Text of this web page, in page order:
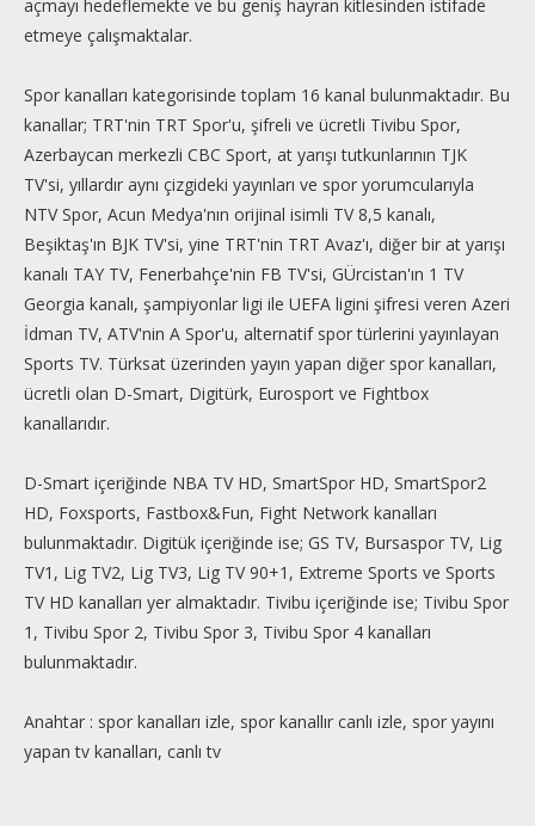
açmayı hedeflemekte ve bu geniş hayran kitlesinden istifade
etmeye çalışmaktalar.
Spor kanalları kategorisinde toplam 16 kanal bulunmaktadır. Bu
kanallar; TRT'nin TRT Spor'u, şifreli ve ücretli Tivibu Spor,
Azerbaycan merkezli CBC Sport, at yarışı tutkunlarının TJK
TV'si, yıllardır aynı çizgideki yayınları ve spor yorumcularıyla
NTV Spor, Acun Medya'nın orijinal isimli TV 8,5 kanalı,
Beşiktaş'ın BJK TV'si, yine TRT'nin TRT Avaz'ı, diğer bir at yarışı
kanalı TAY TV, Fenerbahçe'nin FB TV'si, GÜrcistan'ın 1 TV
Georgia kanalı, şampiyonlar ligi ile UEFA ligini şifresi veren Azeri
İdman TV, ATV'nin A Spor'u, alternatif spor türlerini yayınlayan
Sports TV. Türksat üzerinden yayın yapan diğer spor kanalları,
ücretli olan D-Smart, Digitürk, Eurosport ve Fightbox
kanallarıdır.
D-Smart içeriğinde NBA TV HD, SmartSpor HD, SmartSpor2
HD, Foxsports, Fastbox&Fun, Fight Network kanalları
bulunmaktadır. Digitük içeriğinde ise; GS TV, Bursaspor TV, Lig
TV1, Lig TV2, Lig TV3, Lig TV 90+1, Extreme Sports ve Sports
TV HD kanalları yer almaktadır. Tivibu içeriğinde ise; Tivibu Spor
1, Tivibu Spor 2, Tivibu Spor 3, Tivibu Spor 4 kanalları
bulunmaktadır.
Anahtar : spor kanalları izle, spor kanallır canlı izle, spor yayını
yapan tv kanalları, canlı tv